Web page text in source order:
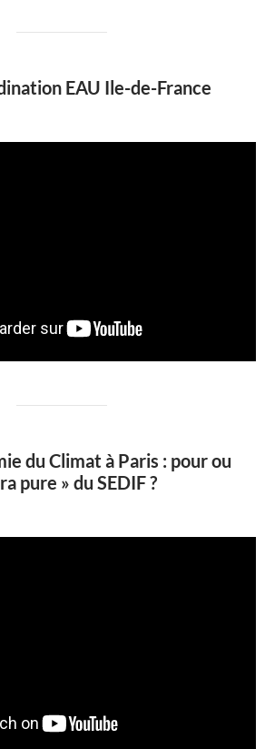
EAU Ile-de-France
du Climat à Paris : pour ou
pure » du SEDIF ?